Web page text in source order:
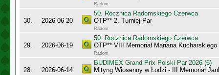
Radom
30. 2026-06-20
50. Rocznica Radomskiego Czerwca
OTP** 2. Turniej Par
Radom
29. 2026-06-19
50. Rocznica Radomskiego Czerwca
OTP** VIII Memoriał Mariana Kucharskiego
Radom
28. 2026-06-14
BUDIMEX Grand Prix Polski Par 2026 (6)
Mityng Wiosenny w Łodzi - III Memoriał